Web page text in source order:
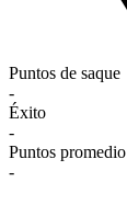
Puntos de saque
-
Éxito
-
Puntos promedio
-